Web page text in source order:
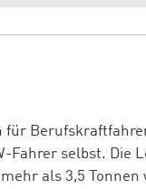
für
Fahrer selbst. Die
als 3,5 Tonnen